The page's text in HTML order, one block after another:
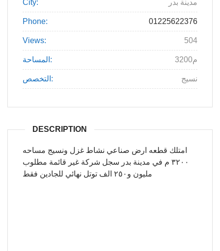
City: مدينة بدر
Phone: 01225622376
Views: 504
المساحة: 3200م
التخصص: نسيج
DESCRIPTION
امتلك قطعه ارض صناعي نشاط غزل ونسيج مساحه
٣٢٠٠ م في مدينة بدر سجل شركة غير قائمة مطلوب
مليون و٢٥٠ الف توتل نهائي للجادين فقط